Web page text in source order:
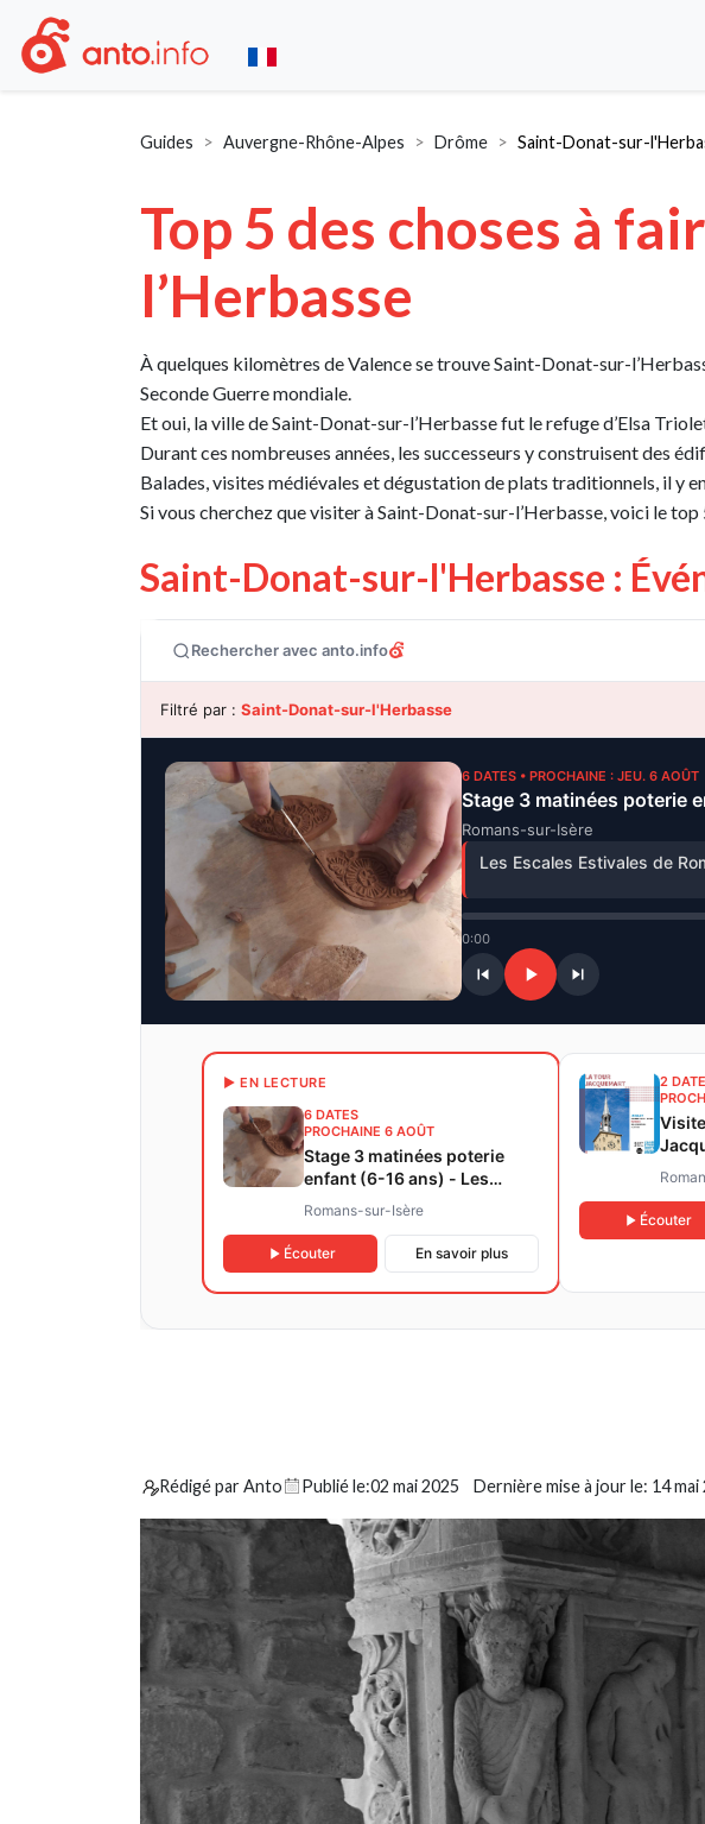
Guides Auvergne-Rhône-Alpes Drôme Saint-Donat-sur-
Top 5 des choses à
l’Herbasse
À quelques kilomètres de Valence se trouve Saint-Donat-sur-
Seconde Guerre mondiale.
Et oui, la ville de Saint-Donat-sur-l’Herbasse fut le refuge d’Elsa
Durant ces nombreuses années, les successeurs y construisent des
Balades, visites médiévales et dégustation de plats traditionnels, il y
Si vous cherchez que visiter à Saint-Donat-sur-l’Herbasse, voici le
Saint-Donat-sur-l'Herbasse :
Rechercher avec anto.info
Filtré par : Saint-Donat-sur-l'Herbasse
6 DATES • PROCHAINE : JEU. 6 AOÛT
Stage 3 matinées poterie
Romans-sur-Isère
Les Escales Estivales de
0:00
▶ EN LECTURE
6 DATES
PROCHAINE 6 AOÛT
Stage 3 matinées poterie
enfant (6-16 ans) - Les
Escales Estivales de Romans
Romans-sur-Isère
Écouter En savoir plus
2
Écouter
Rédigé par Anto Publié le:02 mai 2025 Dernière mise à jour le: 14 mai